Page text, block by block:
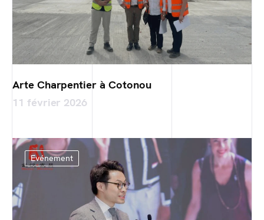
Arte Charpentier à Cotonou
11 février 2026
Evénement